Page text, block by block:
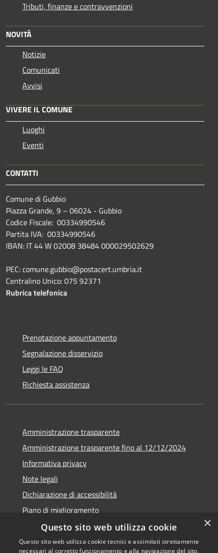
Tributi, finanze e contravvenzioni
NOVITÀ
Notizie
Comunicati
Avvisi
VIVERE IL COMUNE
Luoghi
Eventi
CONTATTI
Comune di Gubbio
Piazza Grande, 9 – 06024 - Gubbio
Codice Fiscale: 00334990546
Partita IVA: 00334990546
IBAN: IT 44 W 02008 38484 000029502629
PEC: comune.gubbio@postacert.umbria.it
Centralino Unico: 075 92371
Rubrica telefonica
Prenotazione appuntamento
Segnalazione disservizio
Leggi le FAQ
Richiesta assistenza
Amministrazione trasparente
Amministrazione trasparente fino al 12/12/2024
Informativa privacy
Note legali
Dichiarazione di accessibilità
Piano di miglioramento
×
Questo sito web utilizza cookie
Questo sito web utilizza cookie tecnici e assimilati strettamente
necessari al corretto funzionamento e alla navigazione del sito,